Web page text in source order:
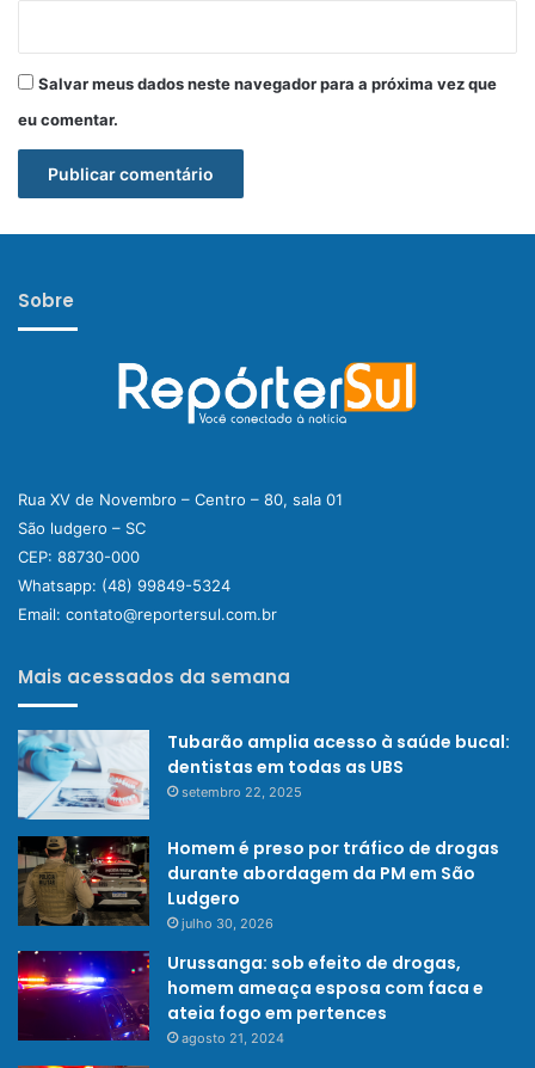
Salvar meus dados neste navegador para a próxima vez que
eu comentar.
Sobre
Rua XV de Novembro – Centro – 80, sala 01
São ludgero – SC
CEP: 88730-000
Whatsapp: (48) 99849-5324
Email: contato@reportersul.com.br
Mais acessados da semana
Tubarão amplia acesso à saúde bucal:
dentistas em todas as UBS
setembro 22, 2025
Homem é preso por tráfico de drogas
durante abordagem da PM em São
Ludgero
julho 30, 2026
Urussanga: sob efeito de drogas,
homem ameaça esposa com faca e
ateia fogo em pertences
agosto 21, 2024